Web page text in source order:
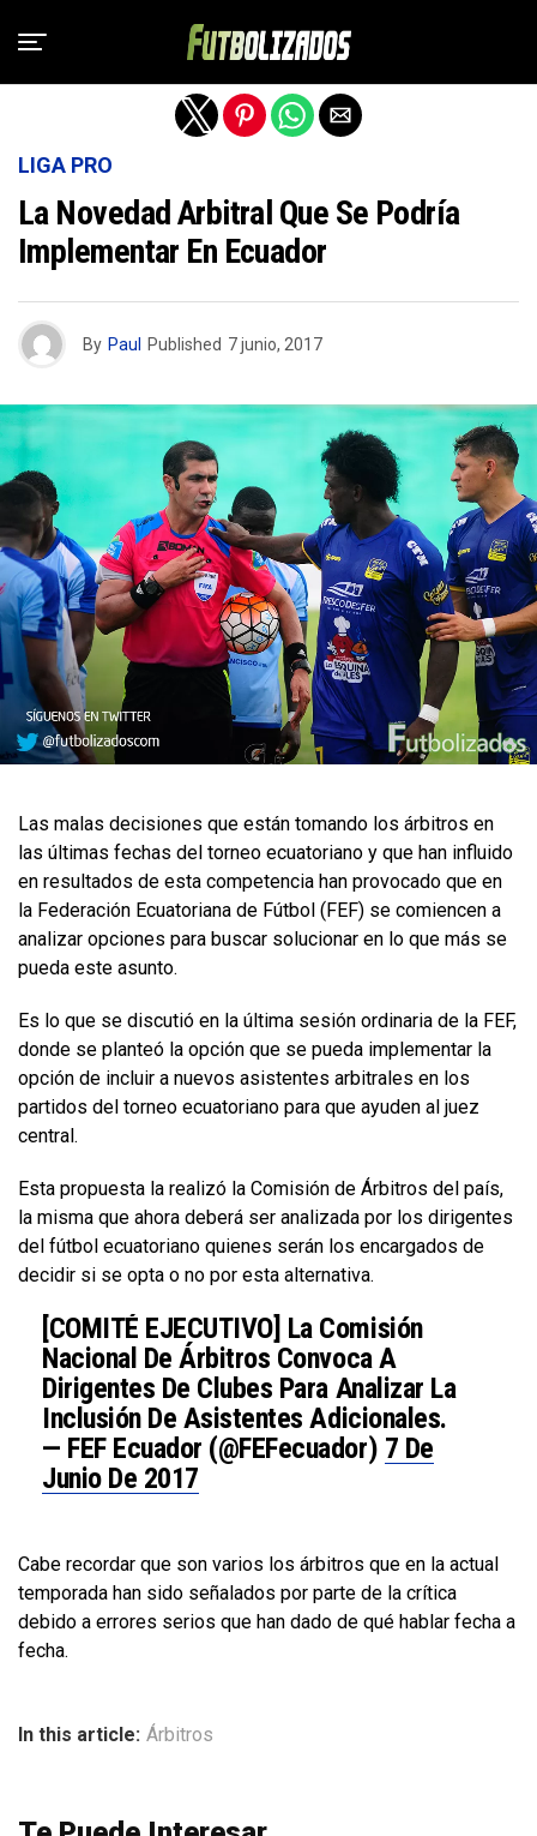
LIGA PRO
La Novedad Arbitral Que Se Podría
Implementar En Ecuador
By Paul Published 7 junio, 2017
​Las malas decisiones que están tomando los árbitros en
las últimas fechas del torneo ecuatoriano y que han influido
en resultados de esta competencia han provocado que en
la Federación Ecuatoriana de Fútbol (FEF) se comiencen a
analizar opciones para buscar solucionar en lo que más se
pueda este asunto.
Es lo que se discutió en la última sesión ordinaria de la FEF,
donde se planteó la opción que se pueda implementar la
opción de incluir a nuevos asistentes arbitrales en los
partidos del torneo ecuatoriano para que ayuden al juez
central.
Esta propuesta la realizó la Comisión de Árbitros del país,
la misma que ahora deberá ser analizada por los dirigentes
del fútbol ecuatoriano quienes serán los encargados de
decidir si se opta o no por esta alternativa.
[COMITÉ EJECUTIVO] La Comisión
Nacional De Árbitros Convoca A
Dirigentes De Clubes Para Analizar La
Inclusión De Asistentes Adicionales.
— FEF Ecuador (@FEFecuador) 7 De
Junio De 2017
Cabe recordar que son varios los árbitros que en la actual
temporada han sido señalados por parte de la crítica
debido a errores serios que han dado de qué hablar fecha a
fecha.
In this article: Árbitros
Salir de la versión móvil